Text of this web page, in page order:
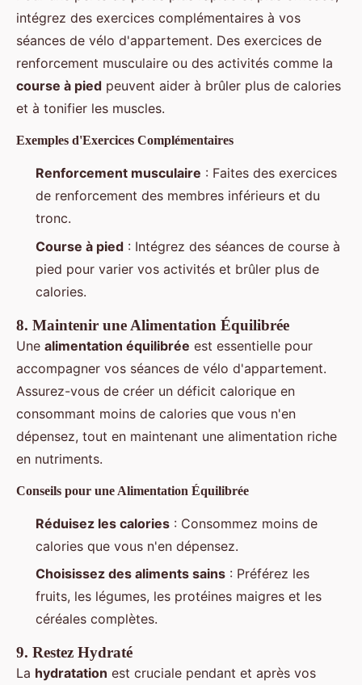
intégrez des exercices complémentaires à vos
séances de vélo d'appartement. Des exercices de
renforcement musculaire ou des activités comme la
course à pied peuvent aider à brûler plus de calories
et à tonifier les muscles.
Exemples d'Exercices Complémentaires
Renforcement musculaire : Faites des exercices
de renforcement des membres inférieurs et du
tronc.
Course à pied : Intégrez des séances de course à
pied pour varier vos activités et brûler plus de
calories.
8. Maintenir une Alimentation Équilibrée
Une alimentation équilibrée est essentielle pour
accompagner vos séances de vélo d'appartement.
Assurez-vous de créer un déficit calorique en
consommant moins de calories que vous n'en
dépensez, tout en maintenant une alimentation riche
en nutriments.
Conseils pour une Alimentation Équilibrée
Réduisez les calories : Consommez moins de
calories que vous n'en dépensez.
Choisissez des aliments sains : Préférez les
fruits, les légumes, les protéines maigres et les
céréales complètes.
9. Restez Hydraté
La hydratation est cruciale pendant et après vos